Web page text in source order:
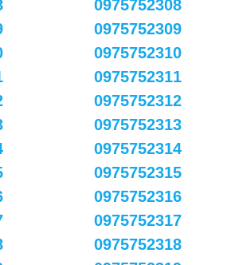
0975752308
0975752309
0975752310
0975752311
0975752312
0975752313
0975752314
0975752315
0975752316
0975752317
0975752318